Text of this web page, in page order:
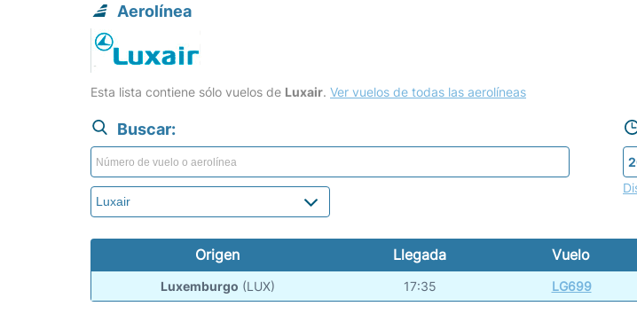
Aerolínea
Esta lista contiene sólo vuelos de Luxair. Ver vuelos de todas las aerolíneas
Buscar:
Origen Llegada Vuelo
Luxemburgo (LUX) 17:35 LG699